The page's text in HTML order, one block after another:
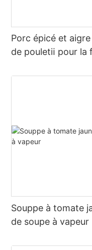
Porc épicé et
de pouletⅱ pour la
Souppe à tomate
de soupe à vapeur